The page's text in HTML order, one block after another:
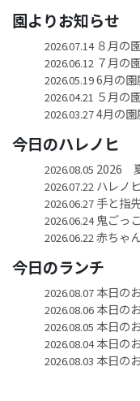
園よりお知らせ
2026.07.14８月の
2026.06.12 ７月の
2026.05.196月の園
2026.04.21 ５月の
2026.03.274月の園
今日のハレノヒ
2026.08.05 2026
2026.07.22 ハレノ
2026.06.27手と指
2026.06.24鬼ごっ
2026.06.22赤ちゃ
今日のランチ
2026.08.07本日の
2026.08.06本日の
2026.08.05 本日の
2026.08.04本日の
2026.08.03 本日の